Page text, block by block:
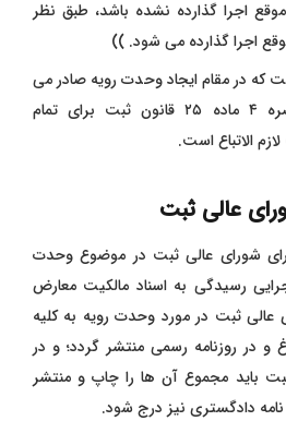
اجرا گذارده نشده باشد، طبق نظر
اجرا گذارده می ‌شود. ))
که در مقام ایجاد وحدت رویه صادر می
‌شود، برابر نص تبصره ۴ ماده ۲۵ قانون ثبت برای تمام
‌الاتباع است.
عالی ثبت
رای شورای عالی ثبت در موضوع وحدت
ن‌نامه اجرایی رسیدگی به اسناد مالکیت معارض
عالی ثبت در مورد وحدت رویه به کلیه
و در روزنامه رسمی منتشر گردد؛ و در
باید مجموع آن‌ ها را چاپ و منتشر
‌نامه دادگستری نیز درج شود.